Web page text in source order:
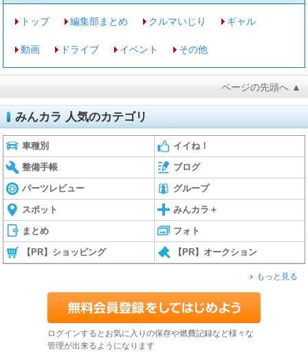
トップ 編集部まとめ クルマいじり ギャル
動画 ドライブ イベント その他
ページの先頭へ ▲
みんカラ 人気のカテゴリ
車種別 イイね！
整備手帳 ブログ
パーツレビュー グループ
スポット みんカラ＋
まとめ フォト
【PR】ショッピング 【PR】オークション
もっと見る
ログインするとお気に入りの保存や燃費記録など様々な
管理が出来るようになります